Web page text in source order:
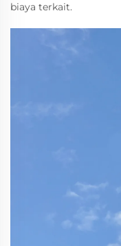
biaya terkait.